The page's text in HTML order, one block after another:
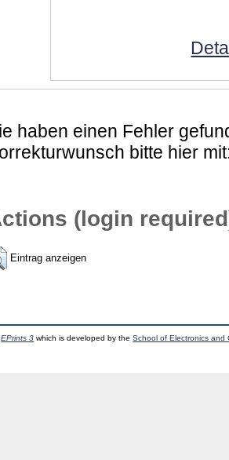
haben einen Fehler
bitte hier
(login
Eintrag anzeigen
EPrints 3 which is developed by theSchool of Electronics and